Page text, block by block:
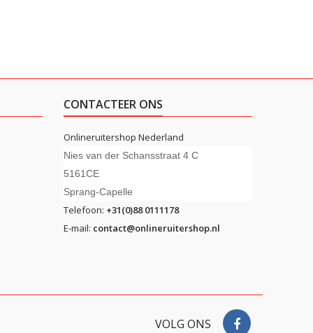
CONTACTEER ONS
Onlineruitershop Nederland
Nies van der Schansstraat 4 C
5161CE
Sprang-Capelle
Telefoon: +31(0)88 0111178
E-mail: contact@onlineruitershop.nl
VOLG ONS